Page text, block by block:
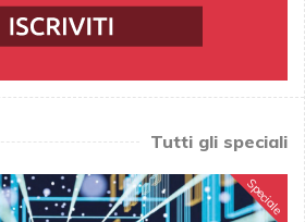
Tutti gli speciali
Speciale